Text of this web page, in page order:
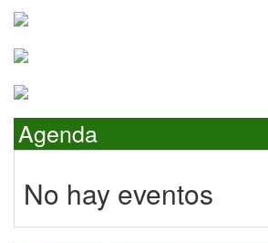
Agenda
No hay eventos